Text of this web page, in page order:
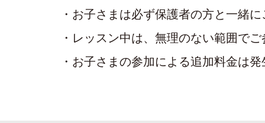
・お子さまは必ず保護者の方と一緒
・レッスン中は、無理のない範囲で
・お子さまの参加による追加料金は